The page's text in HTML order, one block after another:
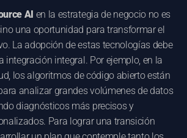
AI en la estrategia de negocio no es
una oportunidad para transformar el
La adopción de estas tecnologías debe
integración integral. Por ejemplo, en la
los algoritmos de código abierto están
analizar grandes volúmenes de datos
diagnósticos más precisos y
Para lograr una transición